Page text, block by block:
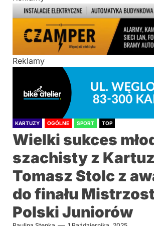
Reklamy
KARTUZY OGÓLNE SPORT TOP
Wielki sukces
szachisty z
Tomasz Stolc z
do finału
Polski Juniorów